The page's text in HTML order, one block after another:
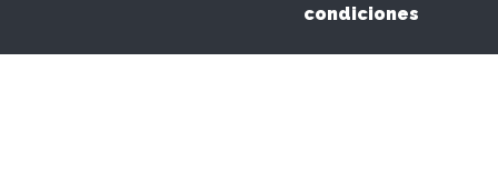
condiciones